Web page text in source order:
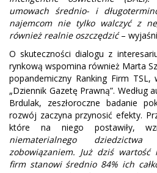
umowach średnio- i
najemcom nie tylko walczyć z
również realnie oszczędzić–
O skuteczności dialogu z
rynkową wspomina również Marta
popandemiczny Ranking Firm TSL,
„Dziennik Gazetę Prawną”. Według
Brdulak, zeszłoroczne badanie
rozwój zaczyna przynosić efekty.
które na niego postawiły,
niematerialnego
zobowiązaniem. Już dziś wartość
firm stanowi średnio 84% ich